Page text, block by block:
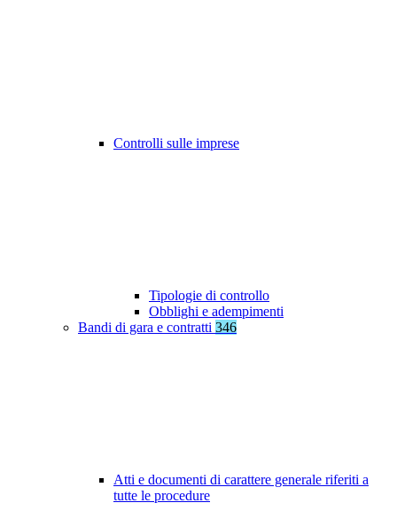
Controlli sulle imprese
Tipologie di controllo
Obblighi e adempimenti
Bandi di gara e contratti 346
Atti e documenti di carattere generale riferiti a
tutte le procedure